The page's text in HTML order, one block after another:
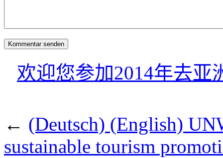
欢迎您参加2014年去亚
← (Deutsch) (English)
sustainable tourism